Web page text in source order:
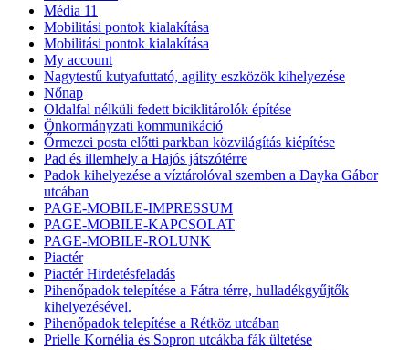
Média 11
Mobilitási pontok kialakítása
Mobilitási pontok kialakítása
My account
Nagytestű kutyafuttató, agility eszközök kihelyezése
Nőnap
Oldalfal nélküli fedett biciklitárolók építése
Önkormányzati kommunikáció
Őrmezei posta előtti parkban közvilágítás kiépítése
Pad és illemhely a Hajós játszótérre
Padok kihelyezése a víztárolóval szemben a Dayka Gábor
utcában
PAGE-MOBILE-IMPRESSUM
PAGE-MOBILE-KAPCSOLAT
PAGE-MOBILE-ROLUNK
Piactér
Piactér Hirdetésfeladás
Pihenőpadok telepítése a Fátra térre, hulladékgyűjtők
kihelyezésével.
Pihenőpadok telepítése a Rétköz utcában
Prielle Kornélia és Sopron utcákba fák ültetése